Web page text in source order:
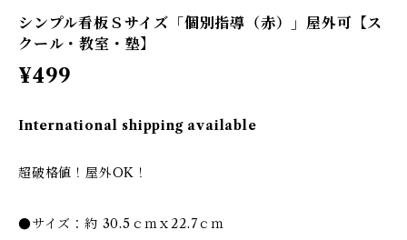
シンプル看板Ｓサイズ「個別指導（赤）」屋外可【ス
クール・教室・塾】
¥499
International shipping available
超破格値！屋外OK！
●サイズ：約 30.5ｃｍｘ22.7ｃｍ